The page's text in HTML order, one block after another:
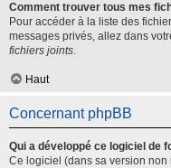
Comment trouver tous mes
Pour accéder à la liste des
messages privés, allez dans
fichiers joints.
Haut
Concernant phpBB
Qui a développé ce logiciel de
Ce logiciel (dans sa version